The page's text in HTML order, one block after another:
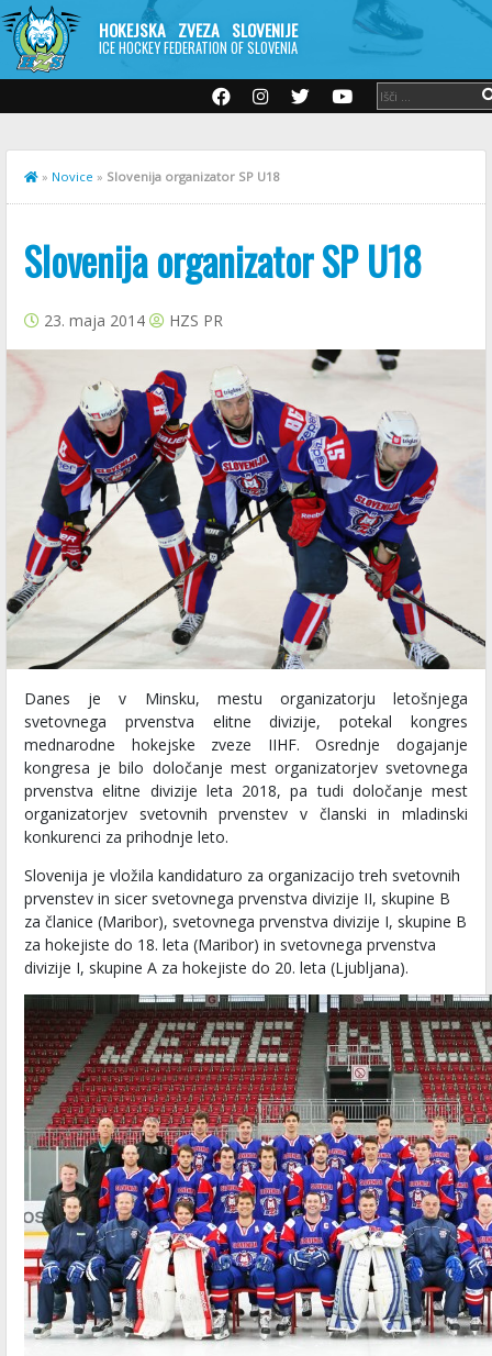
HOKEJSKA ZVEZA SLOVENIJE
ICE HOCKEY FEDERATION OF SLOVENIA
» Novice » Slovenija organizator SP U18
Slovenija organizator SP U18
23. maja 2014 HZS PR
Danes je v Minsku, mestu organizatorju letošnjega
svetovnega prvenstva elitne divizije, potekal kongres
mednarodne hokejske zveze IIHF. Osrednje dogajanje
kongresa je bilo določanje mest organizatorjev svetovnega
prvenstva elitne divizije leta 2018, pa tudi določanje mest
organizatorjev svetovnih prvenstev v članski in mladinski
konkurenci za prihodnje leto.
Slovenija je vložila kandidaturo za organizacijo treh svetovnih
prvenstev in sicer svetovnega prvenstva divizije II, skupine B
za članice (Maribor), svetovnega prvenstva divizije I, skupine B
za hokejiste do 18. leta (Maribor) in svetovnega prvenstva
divizije I, skupine A za hokejiste do 20. leta (Ljubljana).